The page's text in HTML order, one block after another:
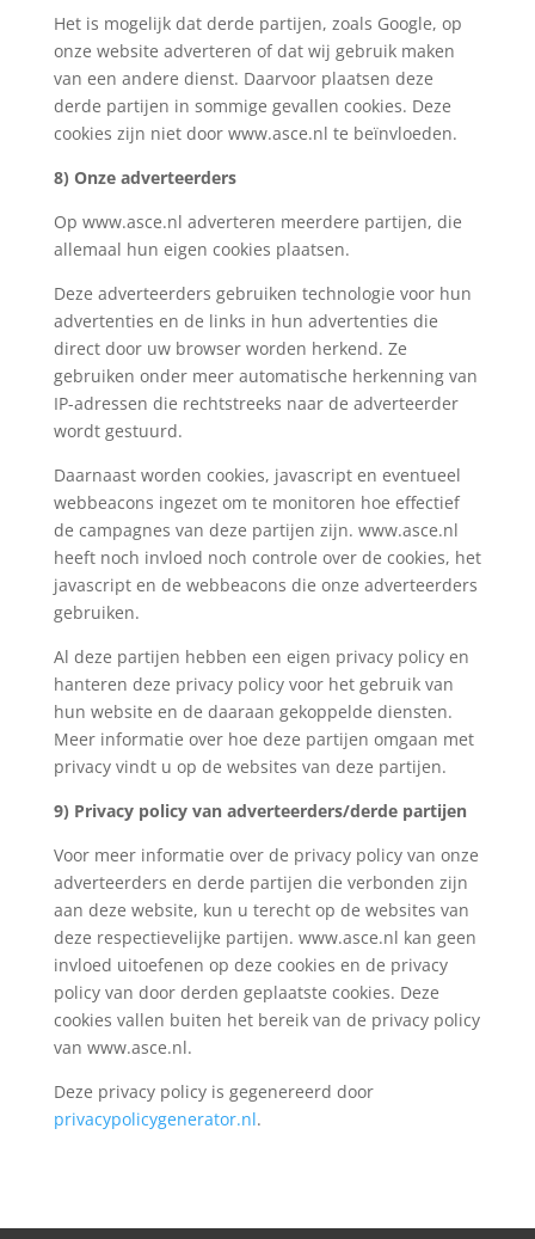
Het is mogelijk dat derde partijen, zoals Google, op
onze website adverteren of dat wij gebruik maken
van een andere dienst. Daarvoor plaatsen deze
derde partijen in sommige gevallen cookies. Deze
cookies zijn niet door www.asce.nl te beïnvloeden.
8) Onze adverteerders
Op www.asce.nl adverteren meerdere partijen, die
allemaal hun eigen cookies plaatsen.
Deze adverteerders gebruiken technologie voor hun
advertenties en de links in hun advertenties die
direct door uw browser worden herkend. Ze
gebruiken onder meer automatische herkenning van
IP-adressen die rechtstreeks naar de adverteerder
wordt gestuurd.
Daarnaast worden cookies, javascript en eventueel
webbeacons ingezet om te monitoren hoe effectief
de campagnes van deze partijen zijn. www.asce.nl
heeft noch invloed noch controle over de cookies, het
javascript en de webbeacons die onze adverteerders
gebruiken.
Al deze partijen hebben een eigen privacy policy en
hanteren deze privacy policy voor het gebruik van
hun website en de daaraan gekoppelde diensten.
Meer informatie over hoe deze partijen omgaan met
privacy vindt u op de websites van deze partijen.
9) Privacy policy van adverteerders/derde partijen
Voor meer informatie over de privacy policy van onze
adverteerders en derde partijen die verbonden zijn
aan deze website, kun u terecht op de websites van
deze respectievelijke partijen. www.asce.nl kan geen
invloed uitoefenen op deze cookies en de privacy
policy van door derden geplaatste cookies. Deze
cookies vallen buiten het bereik van de privacy policy
van www.asce.nl.
Deze privacy policy is gegenereerd door
privacypolicygenerator.nl.